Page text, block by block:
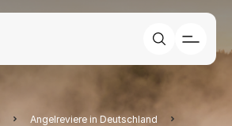
Angelreviere in Deutschland